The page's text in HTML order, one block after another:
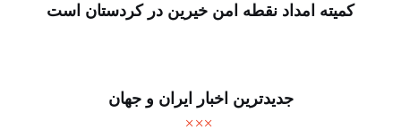
کمیته امداد نقطه امن خیرین در کردستان است
جدیدترین اخبار ایران و جهان